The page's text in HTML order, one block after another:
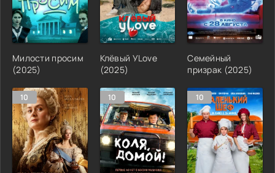
Милости просим
(2025)
Клёвый УLove
(2025)
Семейный
призрак (2025)
10 10 10